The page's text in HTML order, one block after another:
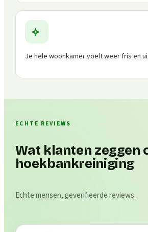
Je hele woonkamer voelt weer fris en
ECHTE REVIEWS
Wat klanten zeggen
hoekbankreiniging
Echte mensen, geverifieerde reviews.